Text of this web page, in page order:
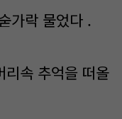
가락 물었다 .
속 추억을 떠올